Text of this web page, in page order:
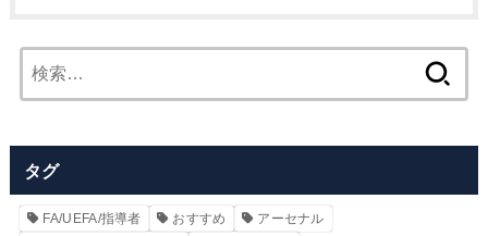
索:
タグ
FA/UEFA/指導者 おすすめ
アーセナル